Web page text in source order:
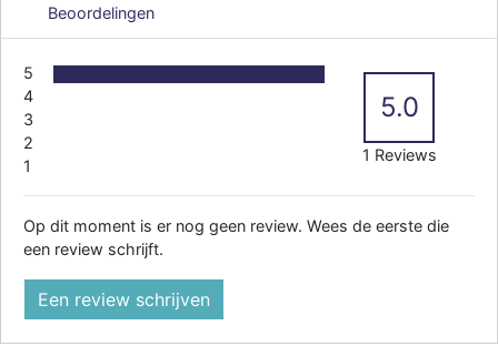
Beoordelingen
5
4
3
2
1
5.0
1 Reviews
Op dit moment is er nog geen review. Wees de eerste die
een review schrijft.
Een review schrijven